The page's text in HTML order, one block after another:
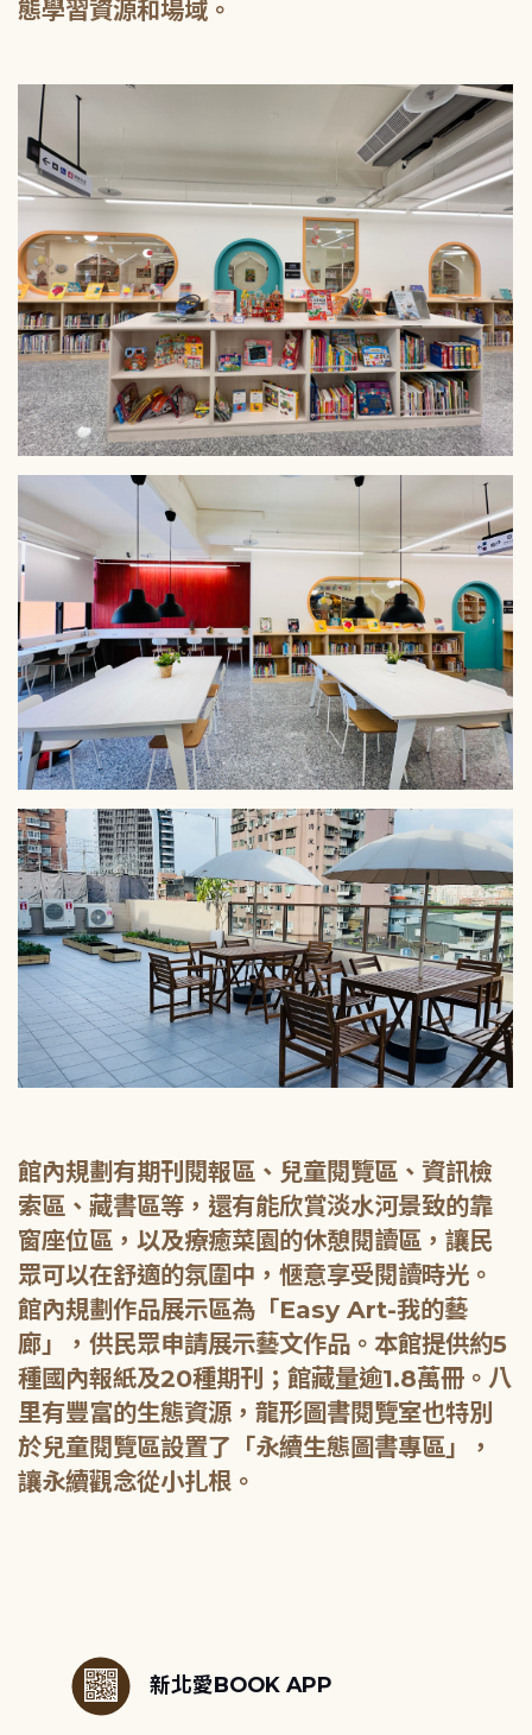
館內規劃有期刊閱報區、兒童閱覽區、資訊檢
索區、藏書區等，還有能欣賞淡水河景致的靠
窗座位區，以及療癒菜園的休憩閱讀區，讓民
眾可以在舒適的氛圍中，愜意享受閱讀時光。
館內規劃作品展示區為「Easy Art-我的藝
廊」，供民眾申請展示藝文作品。本館提供約5
種國內報紙及20種期刊；館藏量逾1.8萬冊。八
里有豐富的生態資源，龍形圖書閱覽室也特別
於兒童閱覽區設置了「永續生態圖書專區」，
新北愛BOOK APP